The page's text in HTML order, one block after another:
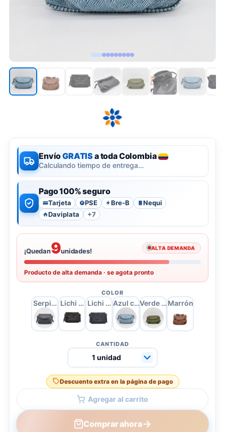
EnvíoGRATISa toda Colombia
Calculando tiempo de entrega…
Pago 100% seguro
Tarjeta P PSE Bre-B
Nequi
Daviplata
+7
¡Quedan9unidades! ALTA DEMANDA
Producto de alta demanda · se agota pronto
COLOR
Serpiente Negra
Lichi negroLichi azul oscuro
Azul cieloVerde militar
Marrón
CANTIDAD
Descuento extra en la página de pago
Agregar al carrito
Comprar ahora→